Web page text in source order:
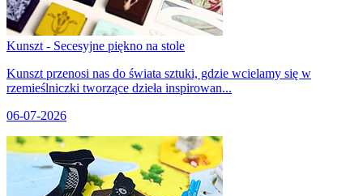
Kunszt - Secesyjne piękno na stole
Kunszt przenosi nas do świata sztuki, gdzie wcielamy się w
rzemieślniczki tworzące dzieła inspirowan...
06-07-2026